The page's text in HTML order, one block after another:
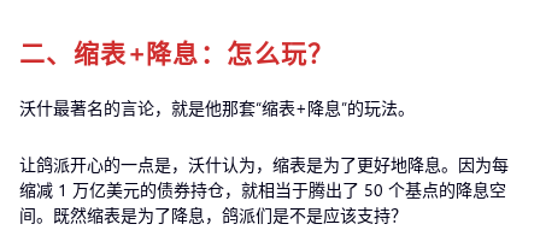
二、缩表+降息：怎么玩？
沃什最著名的言论，就是他那套“缩表+降息”的玩法。
让鸽派开心的一点是，沃什认为，缩表是为了更好地降息。因为每
缩减 1 万亿美元的债券持仓，就相当于腾出了 50 个基点的降息空
间。既然缩表是为了降息，鸽派们是不是应该支持？